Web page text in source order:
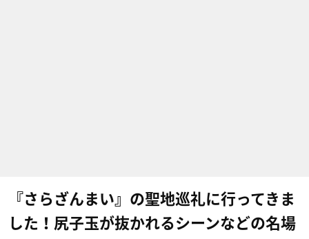
『さらざんまい』の聖地巡礼に行ってきま
した！尻子玉が抜かれるシーンなどの名場